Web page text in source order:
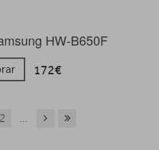
HW-B650F
172€
2 ...